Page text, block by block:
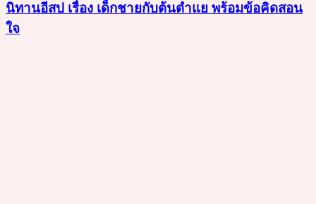
นิทานอีสป เรื่อง เด็กชายกับต้นตำแย พร้อมข้อคิดสอน
ใจ